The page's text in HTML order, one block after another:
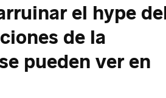
el hype
de la
pueden ver en